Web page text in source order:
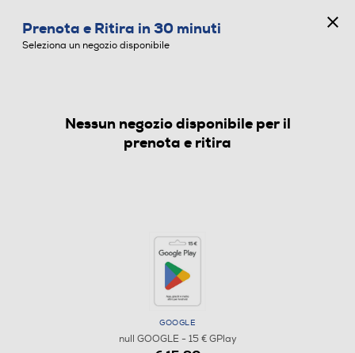
Prenota e Ritira in 30 minuti
Seleziona un negozio disponibile
Nessun negozio disponibile per il
prenota e ritira
GOOGLE
null GOOGLE - 15 € GPlay